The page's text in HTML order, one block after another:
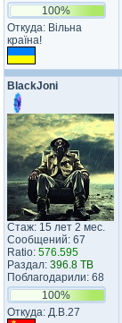
100%
Откуда: Вільна
країна!
BlackJoni
Стаж: 15 лет 2 мес.
Сообщений: 67
Ratio: 576.595
Раздал: 396.8 TB
Поблагодарили: 68
100%
Откуда: Д.В.27